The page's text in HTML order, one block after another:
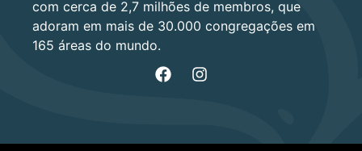
com cerca de 2,7 milhões de membros, que
adoram em mais de 30.000 congregações em
165 áreas do mundo.